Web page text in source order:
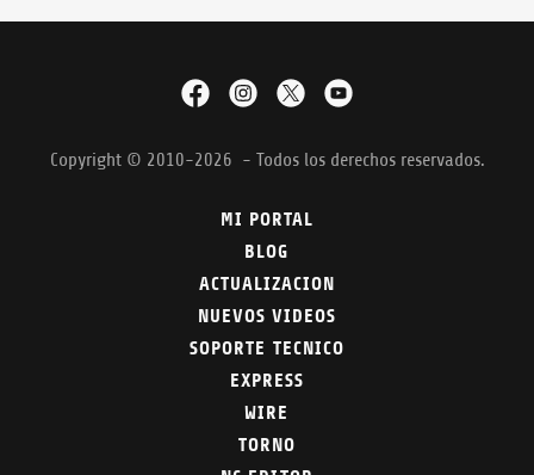
Copyright © 2010-2026 - Todos los derechos reservados.
MI PORTAL
BLOG
ACTUALIZACION
NUEVOS VIDEOS
SOPORTE TECNICO
EXPRESS
WIRE
TORNO